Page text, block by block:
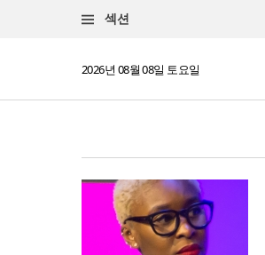
섹션
2026년 08월 08일 토요일